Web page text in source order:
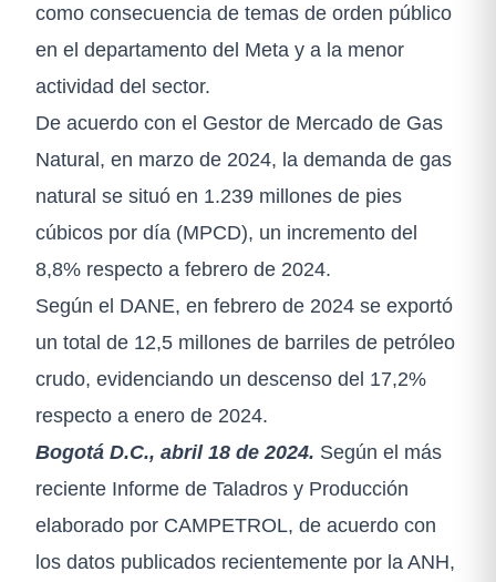
como consecuencia de temas de orden público
en el departamento del Meta y a la menor
actividad del sector.
De acuerdo con el Gestor de Mercado de Gas
Natural, en marzo de 2024, la demanda de gas
natural se situó en 1.239 millones de pies
cúbicos por día (MPCD), un incremento del
8,8% respecto a febrero de 2024.
Según el DANE, en febrero de 2024 se exportó
un total de 12,5 millones de barriles de petróleo
crudo, evidenciando un descenso del 17,2%
respecto a enero de 2024.
Bogotá D.C., abril 18 de 2024. Según el más
reciente Informe de Taladros y Producción
elaborado por CAMPETROL, de acuerdo con
los datos publicados recientemente por la ANH,